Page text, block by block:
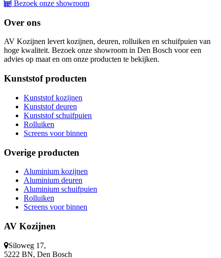
Bezoek onze showroom
Over ons
AV Kozijnen levert kozijnen, deuren, rolluiken en schuifpuien van
hoge kwaliteit. Bezoek onze showroom in Den Bosch voor een
advies op maat en om onze producten te bekijken.
Kunststof producten
Kunststof kozijnen
Kunststof deuren
Kunststof schuifpuien
Rolluiken
Screens voor binnen
Overige producten
Aluminium kozijnen
Aluminium deuren
Aluminium schuifpuien
Rolluiken
Screens voor binnen
AV Kozijnen
Siloweg 17,
5222 BN, Den Bosch